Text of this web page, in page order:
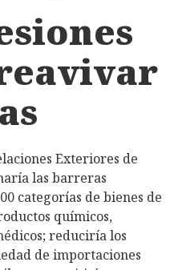
Exteriores de
las barreras
categorías de bienes de
químicos,
reduciría los
de importaciones